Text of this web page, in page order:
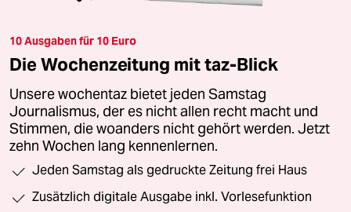
10 Ausgaben für 10 Euro
Die Wochenzeitung mit taz-Blick
Unsere wochentaz bietet jeden Samstag
Journalismus, der es nicht allen recht macht und
Stimmen, die woanders nicht gehört werden. Jetzt
zehn Wochen lang kennenlernen.
Jeden Samstag als gedruckte Zeitung frei Haus
Zusätzlich digitale Ausgabe inkl. Vorlesefunktion